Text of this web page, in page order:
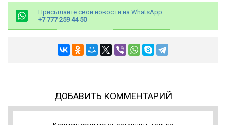
Присылайте свои новости на WhatsApp
+7 777 259 44 50
ДОБАВИТЬ КОММЕНТАРИЙ